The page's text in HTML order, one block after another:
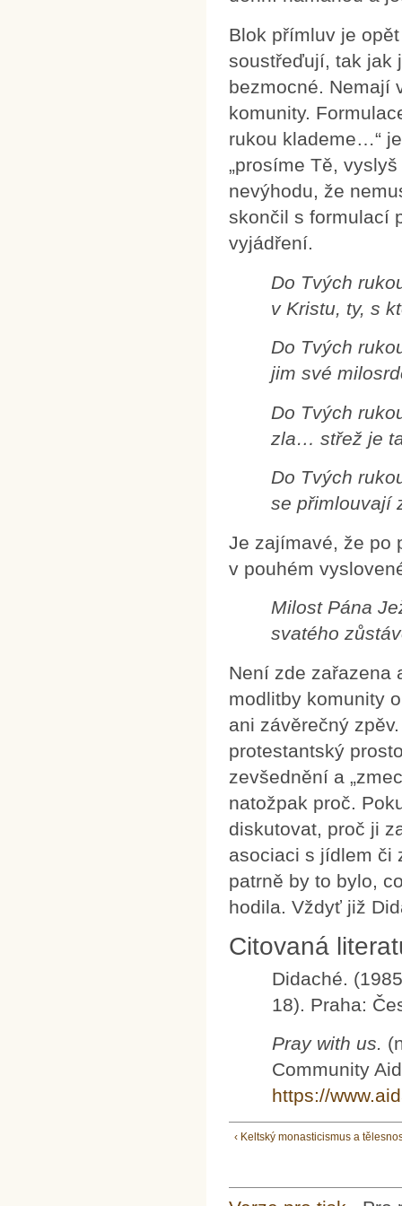
Blok přímluv je
soustřeďují, tak jak
bezmocné. Nemají
komunity.
rukou klademe…“
„prosíme Tě,
nevýhodu, že
skončil s formulací
vyjádření.
Do Tvých
v Kristu, ty, s
Do Tvých
jim své
Do Tvých
zla… střež je
Do Tvých
se přimlouvají
Je zajímavé, že po
v pouhém
Milost Pána
svatého
Není zde zařazena
modlitby komunity
ani závěrečný
protestantský
zevšednění a
natožpak proč.
diskutovat, proč ji
asociaci s jídlem či
patrně by to bylo,
hodila. Vždyť již
Citovaná
Didaché.
18). Praha:
Pray with us.
Community
https://
‹ Keltský monasticismus a